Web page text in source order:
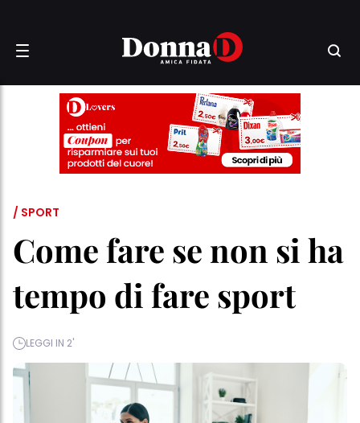
/ SPORT
Come fare se non si ha
tempo di fare sport
LEGGI IN 2'